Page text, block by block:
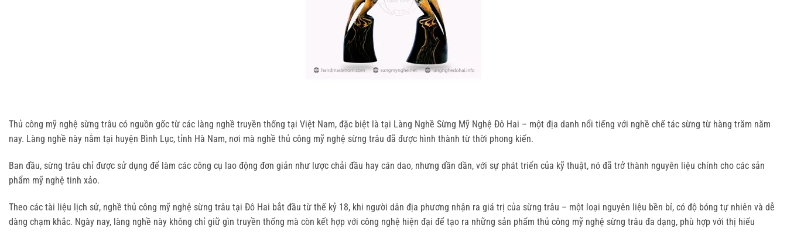
Thủ công mỹ nghệ sừng trâu có nguồn gốc từ các làng nghề truyền thống tại Việt Nam, đặc biệt là tại Làng Nghề Sừng Mỹ Nghệ Đô Hai – một địa danh nổi tiếng với nghề chế tác sừng từ hàng trăm năm
nay. Làng nghề này nằm tại huyện Bình Lục, tỉnh Hà Nam, nơi mà nghề thủ công mỹ nghệ sừng trâu đã được hình thành từ thời phong kiến.
Ban đầu, sừng trâu chỉ được sử dụng để làm các công cụ lao động đơn giản như lược chải đầu hay cán dao, nhưng dần dần, với sự phát triển của kỹ thuật, nó đã trở thành nguyên liệu chính cho các sản
phẩm mỹ nghệ tinh xảo.
Theo các tài liệu lịch sử, nghề thủ công mỹ nghệ sừng trâu tại Đô Hai bắt đầu từ thế kỷ 18, khi người dân địa phương nhận ra giá trị của sừng trâu – một loại nguyên liệu bền bỉ, có độ bóng tự nhiên và dễ
dàng chạm khắc. Ngày nay, làng nghề này không chỉ giữ gìn truyền thống mà còn kết hợp với công nghệ hiện đại để tạo ra những sản phẩm thủ công mỹ nghệ sừng trâu đa dạng, phù hợp với thị hiếu